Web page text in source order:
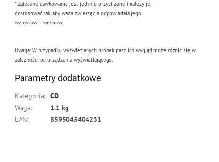
* Zalecane dawkowanie jest jedynie przybliżone i należy je
dostosować tak, aby waga zwierzęcia odpowiadała jego
wzrostowi i wiekowi.
Uwaga: W przypadku wyświetlanych próbek pasz ich wygląd może różnić się w
zależności od urządzenia wyświetlającego.
Parametry dodatkowe
Kategoria: CD
Waga:
1.1 kg
EAN: 8595045404231